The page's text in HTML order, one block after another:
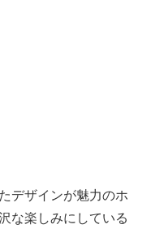
デザインが魅力のホ
な楽しみにしている